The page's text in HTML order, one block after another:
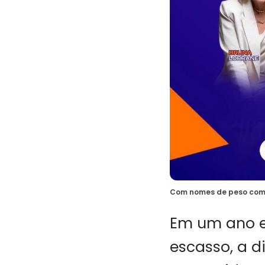
Com nomes de peso
Em um ano
escasso, a